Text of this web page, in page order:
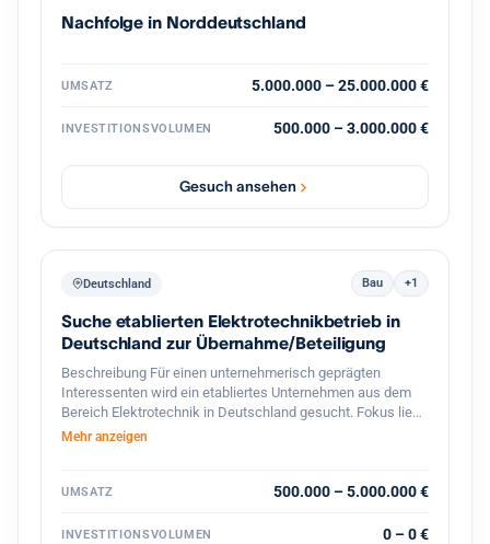
nächsten Wachstumsschritt mitgestaltet. Diskretion ist
Vertraulichkeitsvereinbarung.
Nachfolge in Norddeutschland
UMSATZ 5.000.000 – 25.000.000 €
INVESTITIONSVOLUMEN 500.000 – 3.000.000 €
Gesuch ansehen
Deutschland Bau +1
Suche etablierten Elektrotechnikbetrieb in
Deutschland zur Übernahme/Beteiligung
Beschreibung Für einen unternehmerisch geprägten
Interessenten wird ein etabliertes Unternehmen aus dem
Bereich Elektrotechnik in Deutschland gesucht. Fokus liegt
auf profitablen kleinen bis mittelständischen Betrieben mit
interessant sind Unternehmen mit Leistungen in den
Industrieelektrik Schaltschrankbau
Mehr anzeigen
UMSATZ 500.000 – 5.000.000 €
INVESTITIONSVOLUMEN 0 – 0 €